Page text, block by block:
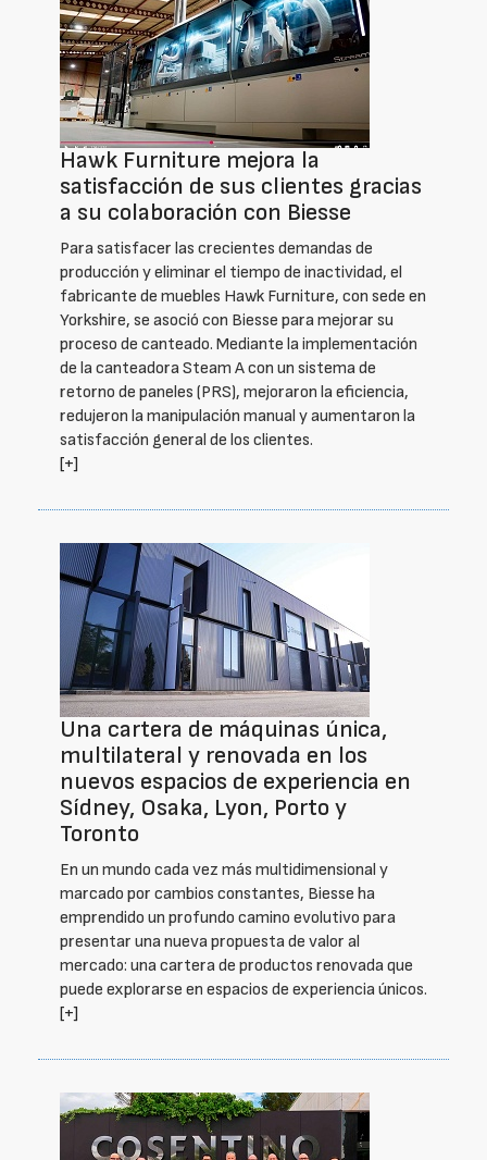
Hawk Furniture mejora la
satisfacción de sus clientes gracias
a su colaboración con Biesse
Para satisfacer las crecientes demandas de
producción y eliminar el tiempo de inactividad, el
fabricante de muebles Hawk Furniture, con sede en
Yorkshire, se asoció con Biesse para mejorar su
proceso de canteado. Mediante la implementación
de la canteadora Steam A con un sistema de
retorno de paneles (PRS), mejoraron la eficiencia,
redujeron la manipulación manual y aumentaron la
satisfacción general de los clientes.
[+]
Una cartera de máquinas única,
multilateral y renovada en los
nuevos espacios de experiencia en
Sídney, Osaka, Lyon, Porto y
Toronto
En un mundo cada vez más multidimensional y
marcado por cambios constantes, Biesse ha
emprendido un profundo camino evolutivo para
presentar una nueva propuesta de valor al
mercado: una cartera de productos renovada que
puede explorarse en espacios de experiencia únicos.
[+]